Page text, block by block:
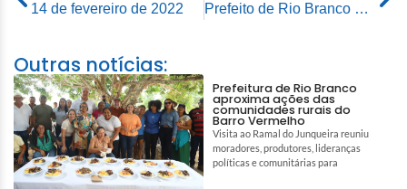
14 de fevereiro de 2022
Prefeito de Rio Branco acompanha atendimento da Ricco como passageiro do ônibus e recebe carinho dos usuários do transporte
Outras notícias:
Prefeitura de Rio Branco
aproxima ações das
comunidades rurais do
Barro Vermelho
Visita ao Ramal do Junqueira reuniu
moradores, produtores, lideranças
políticas e comunitárias para